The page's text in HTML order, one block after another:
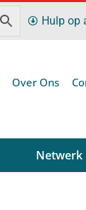
Hulp op
Over Ons
Netwerk